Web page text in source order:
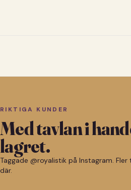
RIKTIGA KUNDER
Med tavlan i
lagret.
Taggade @royalistik på Instagram. Fler
där.